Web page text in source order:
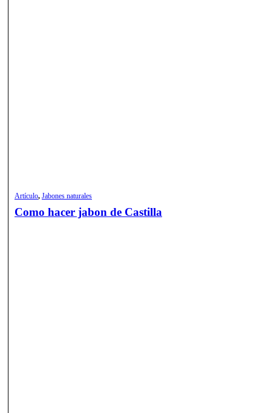
Artículo, Jabones naturales
Como hacer jabon de Castilla